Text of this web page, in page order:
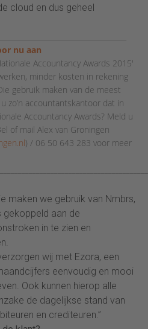
cloud en dus geheel
nu aan
Accountancy Awards 2015′
minder kosten in rekening
gebruik maken van de meest
zo’n accountantskantoor dat in
Accountancy Awards? Meld u
of mail Alex van Groningen
) / 06 50 643 283 voor meer
maken we gebruik van Nmbrs,
aan de
in te zien en
wij met Ezora, een
eenvoudig en mooi
Ook kunnen hierop alle
de dagelijkse stand van
en crediteuren.”